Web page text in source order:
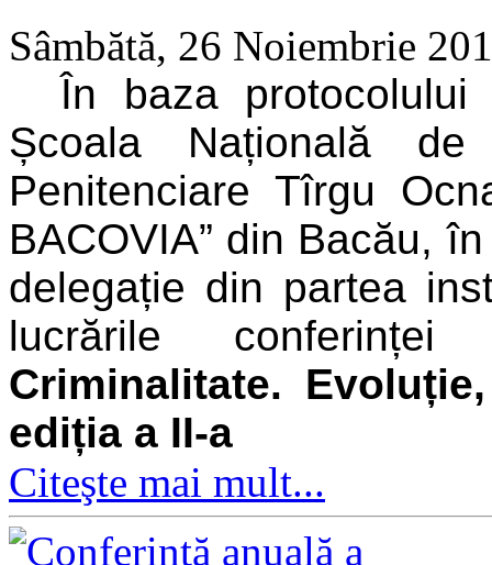
Sâmbătă, 26 Noiembrie
În baza
Școala Națională
Penitenciare Tîrgu
BACOVIA” din Bacău,
delegație din partea
lucrările
Criminalitate.
ediția a II-a
Citeşte mai mult...